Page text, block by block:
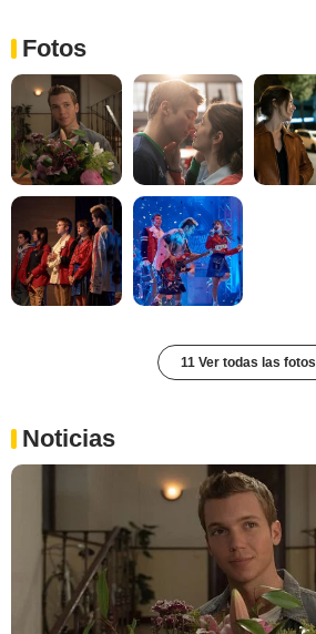
Fotos
11 Ver todas las fotos
Noticias